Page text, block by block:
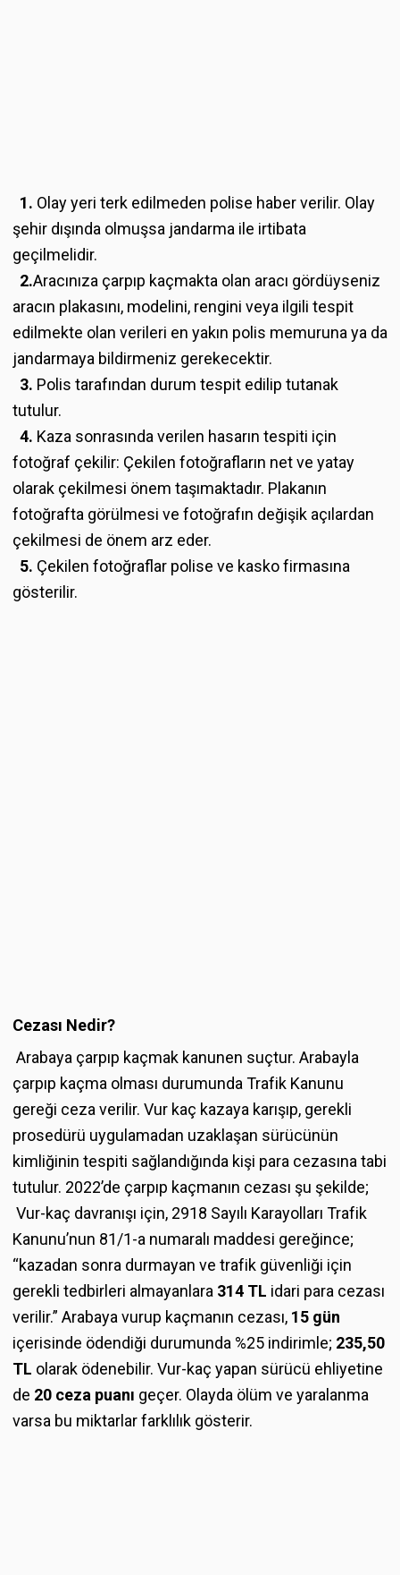
1. Olay yeri terk edilmeden polise haber verilir. Olay
şehir dışında olmuşsa jandarma ile irtibata
geçilmelidir.
2.Aracınıza çarpıp kaçmakta olan aracı gördüyseniz
aracın plakasını, modelini, rengini veya ilgili tespit
edilmekte olan verileri en yakın polis memuruna ya da
jandarmaya bildirmeniz gerekecektir.
3. Polis tarafından durum tespit edilip tutanak
tutulur.
4. Kaza sonrasında verilen hasarın tespiti için
fotoğraf çekilir: Çekilen fotoğrafların net ve yatay
olarak çekilmesi önem taşımaktadır. Plakanın
fotoğrafta görülmesi ve fotoğrafın değişik açılardan
çekilmesi de önem arz eder.
5. Çekilen fotoğraflar polise ve kasko firmasına
gösterilir.
Cezası Nedir?
Arabaya çarpıp kaçmak kanunen suçtur. Arabayla
çarpıp kaçma olması durumunda Trafik Kanunu
gereği ceza verilir. Vur kaç kazaya karışıp, gerekli
prosedürü uygulamadan uzaklaşan sürücünün
kimliğinin tespiti sağlandığında kişi para cezasına tabi
tutulur. 2022’de çarpıp kaçmanın cezası şu şekilde;
Vur-kaç davranışı için, 2918 Sayılı Karayolları Trafik
Kanunu’nun 81/1-a numaralı maddesi gereğince;
“kazadan sonra durmayan ve trafik güvenliği için
gerekli tedbirleri almayanlara 314 TL idari para cezası
verilir.” Arabaya vurup kaçmanın cezası, 15 gün
içerisinde ödendiği durumunda %25 indirimle; 235,50
TL olarak ödenebilir. Vur-kaç yapan sürücü ehliyetine
de 20 ceza puanı geçer. Olayda ölüm ve yaralanma
varsa bu miktarlar farklılık gösterir.